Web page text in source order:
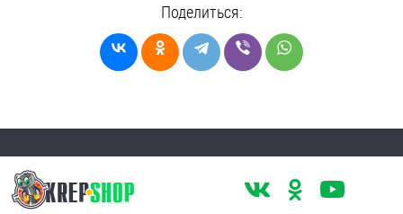
Поделиться: